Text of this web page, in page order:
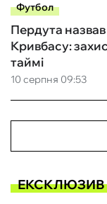
Футбол
10 серпня 09:53
Пердута
Кривбасу:
таймі
ЕКСКЛЮЗИВ